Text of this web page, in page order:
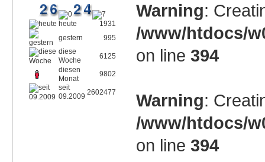
heute
1931
gestern
995
diese
Woche
6125
diesen
Monat
9802
seit
09.2009 2602477
Warning:
/www/htdocs/
on line 394
Warning:
/www/htdocs/
on line 394